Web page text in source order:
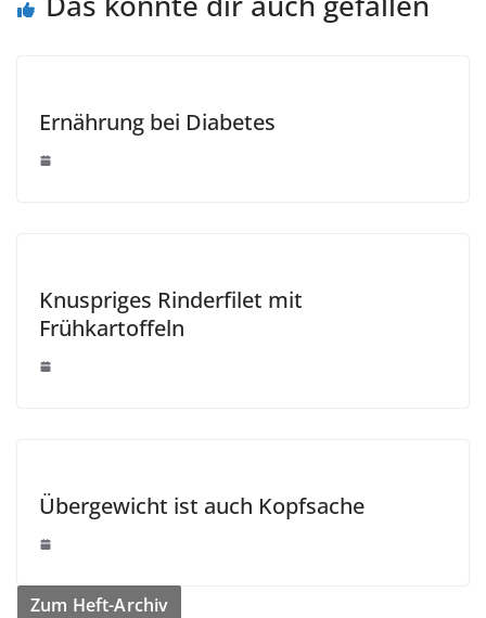
Ernährung bei Diabetes
Knuspriges Rinderfilet mit
Frühkartoffeln
Übergewicht ist auch Kopfsache
Zum Heft-Archiv